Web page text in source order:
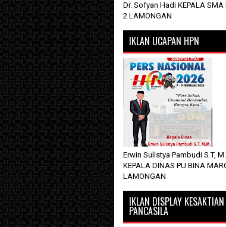
Dr. Sofyan Hadi KEPALA SMA
2 LAMONGAN
IKLAN UCAPAN HPN
Erwin Sulistya Pambudi S.T,
KEPALA DINAS PU BINA
LAMONGAN
IKLAN DISPLAY KESAKTIAN
PANCASILA